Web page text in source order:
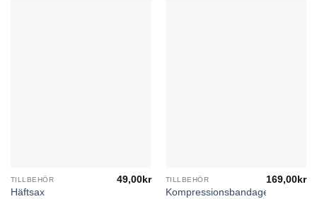
TILLBEHÖR
Häftsax
49,00 kr TILLBEHÖR
Kompressionsbandage
169,00 kr